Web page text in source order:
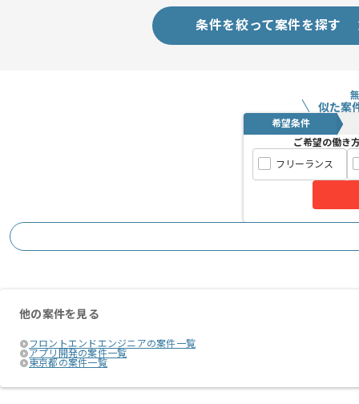
条件を絞って案件を探す
似た案
希望条件
ご希望の働き
フリーランス
他の案件を見る
フロントエンドエンジニアの案件一覧
アプリ開発の案件一覧
東京都の案件一覧